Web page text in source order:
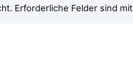
Erforderliche Felder sind mit